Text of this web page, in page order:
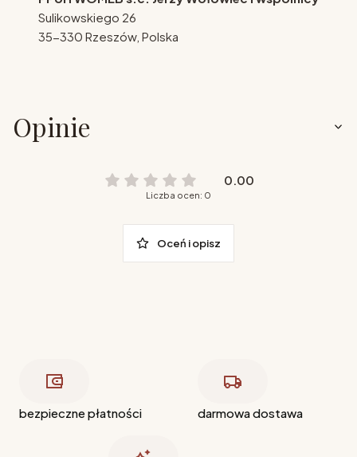
Sulikowskiego 26
35-330 Rzeszów, Polska
Opinie
0.00
Liczba ocen: 0
Oceń i opisz
bezpieczne płatności darmowa dostawa